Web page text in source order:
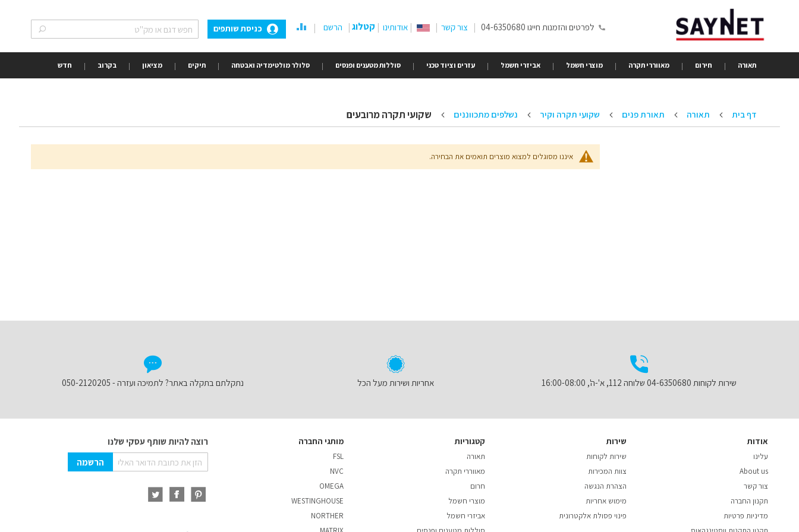
to
Content
לפרטים והזמנות חייגו 04-6350680 צור קשר אודותינו קטלוג
הרשם
חפש
כניסת שותפים
תאורה חירום מאווררי תקרה מוצרי חשמל אביזרי חשמל עזרים וציוד טכני סוללות מטענים ופנסים סלולר מולטימדיה ואבטחה תיקים מציאון בקרוב חדש
דף בית תאורה תאורת פנים שקועי תקרה וקיר נשלפים מתכווננים שקועי תקרה מרובעים
איננו מסוגלים למצוא מוצרים תואמים את הבחירה.
נתקלתם בתקלה באתר? לתמיכה ועזרה - 050-2120205 אחריות ושירות מעל הכל שירות לקוחות 04-6350680 שלוחה 112, א'-ה', 16:00-08:00
אודות
עלינו
About us
צור קשר
תקנון החברה
מדיניות פרטיות
שירות
שירות לקוחות
צוות המכירות
הצהרת הנגשה
מימוש אחריות
פינוי פסולת אלקטרונית
קטגוריות
תאורה
מאווררי תקרה
חרום
מוצרי חשמל
אביזרי חשמל
מותגי החברה
FSL
NVC
OMEGA
WESTINGHOUSE
NORTHER
רוצה להיות שותף עסקי שלנו
Sign
Up
Our
הרשמה